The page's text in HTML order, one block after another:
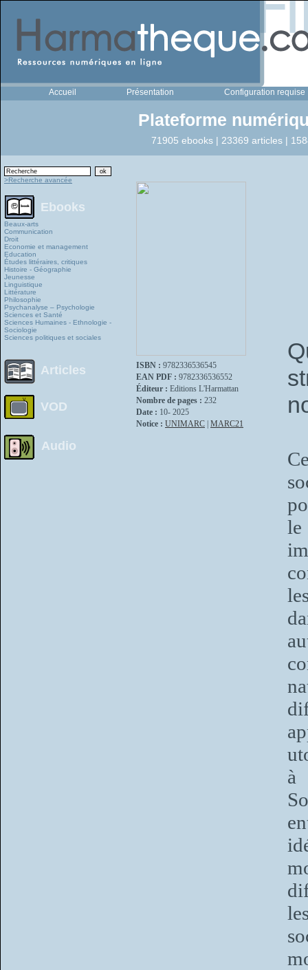
Accueil Présentation Configuration requise
Plateforme
71905 ebooks | 23369 articles |
>Recherche avancée
Ebooks
Beaux-arts
Communication
Droit
Economie et management
Education
Études littéraires, critiques
Histoire - Géographie
Jeunesse
Linguistique
Littérature
Philosophie
Psychanalyse – Psychologie
Sciences et Santé
Sciences Humaines - Ethnologie -
Sociologie
Sciences politiques et sociales
Articles
VOD
Audio
ISBN : 9782336536545
EAN PDF : 9782336536552
Éditeur : Editions L'Harmattan
Nombre de pages : 232
Date : 10- 2025
Notice : UNIMARC MARC21
à